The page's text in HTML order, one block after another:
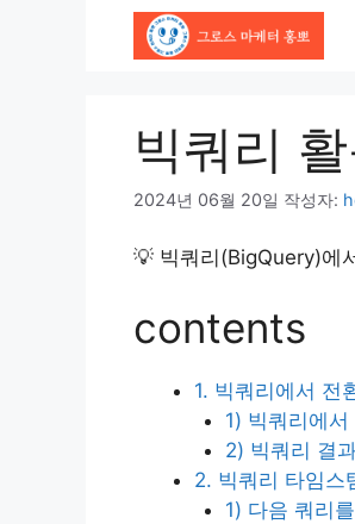
빅쿼리
2024년 06월 20일 작성자:
💡 빅쿼리(BigQuery)에
contents
1. 빅쿼리에서 전
1) 빅쿼리에
2) 빅쿼리 결
2. 빅쿼리 타임스
1) 다음 쿼리